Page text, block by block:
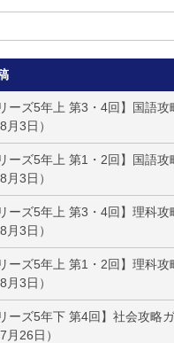
ーズ5年上 第3・4回】国語攻
月3日
ーズ5年上 第1・2回】国語攻
月3日
ーズ5年上 第3・4回】理科攻
月3日
ーズ5年上 第1・2回】理科攻
月3日
ーズ5年下 第4回】社会攻略
月26日